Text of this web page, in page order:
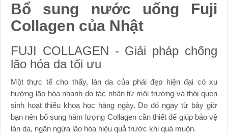
Bổ sung nước uống Fuji
Collagen của Nhật
FUJI COLLAGEN - Giải pháp chống
lão hóa da tối ưu
Một thực tế cho thấy, làn da của phái đẹp hiện đại có xu
hướng lão hóa nhanh do tác nhân từ môi trường và thói quen
sinh hoạt thiếu khoa học hàng ngày. Do đó ngay từ bây giờ
bạn nên bổ sung hàm lượng Collagen cần thiết để giúp bảo vệ
làn da, ngăn ngừa lão hóa hiệu quả trước khi quá muộn.